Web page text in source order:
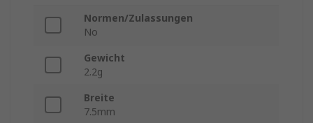
Normen/Zulassungen
No
Gewicht
2.2g
Breite
7.5mm